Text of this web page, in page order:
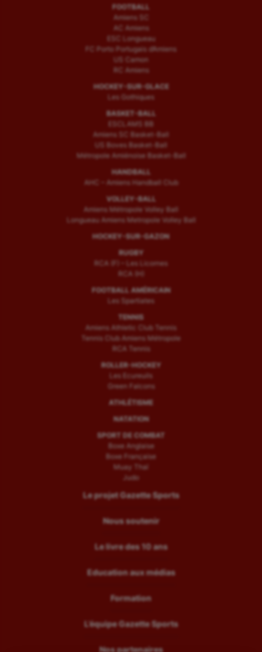
FOOTBALL
Amiens SC
AC Amiens
ESC Longueau
FC Porto Portugais d’Amiens
US Camon
RC Amiens
HOCKEY-SUR-GLACE
Les Gothiques
BASKET-BALL
ESCLAMS BB
Amiens SC Basket-Ball
US Boves Basket-Ball
Métropole Amiénoise Basket-Ball
HANDBALL
AHC – Amiens Handball Club
VOLLEY-BALL
Amiens Métropole Volley Ball
Longueau Amiens Metropole Volley Ball
HOCKEY-SUR-GAZON
RUGBY
RCA (F) – Les Licornes
RCA (H)
FOOTBALL AMÉRICAIN
Les Spartiates
TENNIS
Amiens Athletic Club Tennis
Tennis Club Amiens Métropole
RCA Tennis
ROLLER-HOCKEY
Les Ecureuils
Green Falcons
ATHLÉTISME
NATATION
SPORT DE COMBAT
Boxe Anglaise
Boxe Française
Muay Thaï
Judo
Le projet Gazette Sports
Nous soutenir
Le livre des 10 ans
Education aux médias
Formation
L’équipe Gazette Sports
Nos partenaires